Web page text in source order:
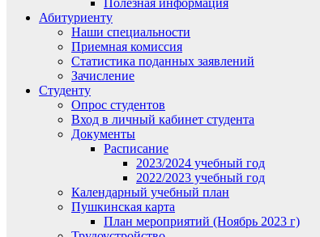
Полезная информация
Абитуриенту
Наши специальности
Приемная комиссия
Статистика поданных заявлений
Зачисление
Студенту
Опрос студентов
Вход в личный кабинет студента
Документы
Расписание
2023/2024 учебный год
2022/2023 учебный год
Календарный учебный план
Пушкинская карта
План мероприятий (Ноябрь 2023 г)